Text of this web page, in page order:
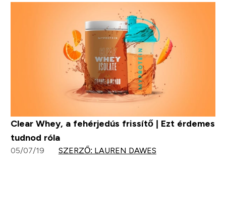
Clear Whey, a fehérjedús frissítő | Ezt érdemes
tudnod róla
05/07/19 SZERZŐ: LAUREN DAWES